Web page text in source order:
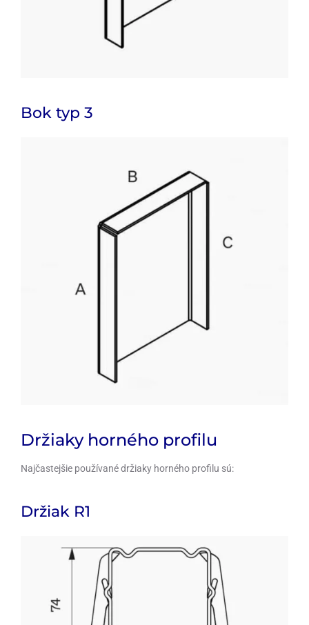
Bok typ 3
Držiaky horného profilu
Najčastejšie používané držiaky horného profilu sú:
Držiak R1